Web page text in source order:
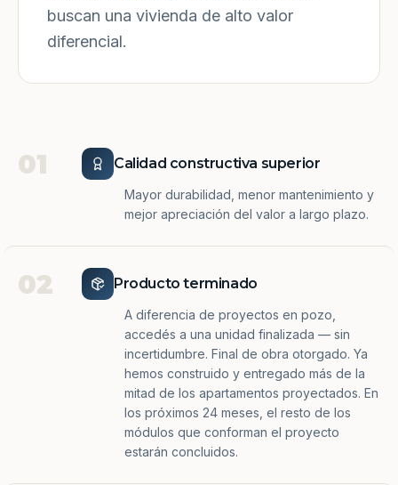
buscan una vivienda de alto valor
diferencial.
01 Calidad constructiva superior
Mayor durabilidad, menor mantenimiento y
mejor apreciación del valor a largo plazo.
02 Producto terminado
A diferencia de proyectos en pozo,
accedés a una unidad finalizada — sin
incertidumbre. Final de obra otorgado. Ya
hemos construido y entregado más de la
mitad de los apartamentos proyectados. En
los próximos 24 meses, el resto de los
módulos que conforman el proyecto
estarán concluidos.